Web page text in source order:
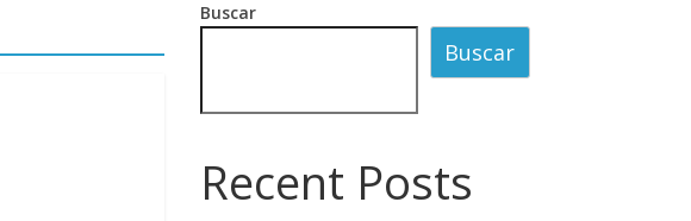
Buscar
Buscar
Recent Posts